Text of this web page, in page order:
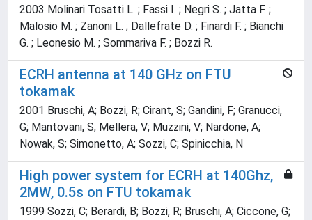
2003 Molinari Tosatti L. ; Fassi I. ; Negri S. ; Jatta F. ;
Malosio M. ; Zanoni L. ; Dallefrate D. ; Finardi F. ; Bianchi
G. ; Leonesio M. ; Sommariva F. ; Bozzi R.
ECRH antenna at 140 GHz on FTU
tokamak
2001 Bruschi, A; Bozzi, R; Cirant, S; Gandini, F; Granucci,
G; Mantovani, S; Mellera, V; Muzzini, V; Nardone, A;
Nowak, S; Simonetto, A; Sozzi, C; Spinicchia, N
High power system for ECRH at 140Ghz,
2MW, 0.5s on FTU tokamak
1999 Sozzi, C; Berardi, B; Bozzi, R; Bruschi, A; Ciccone, G;